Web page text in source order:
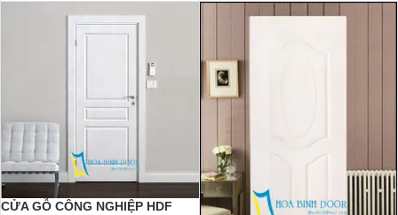
CỬA GỖ CÔNG NGHIỆP HDF